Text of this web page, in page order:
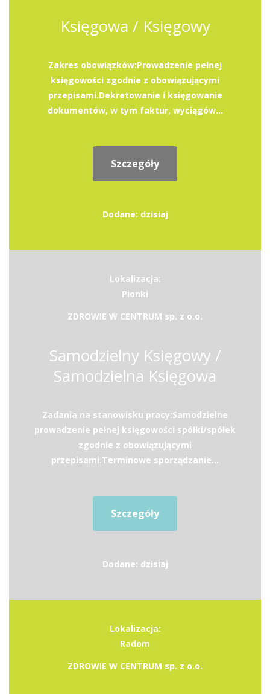
Księgowa / Księgowy
Zakres obowiązków:Prowadzenie pełnej
księgowości zgodnie z obowiązującymi
przepisami.Dekretowanie i księgowanie
dokumentów, w tym faktur, wyciągów...
Szczegóły
Dodane: dzisiaj
Lokalizacja:
Pionki
ZDROWIE W CENTRUM sp. z o.o.
Samodzielny Księgowy /
Samodzielna Księgowa
Zadania na stanowisku pracy:Samodzielne
prowadzenie pełnej księgowości spółki/spółek
zgodnie z obowiązującymi
przepisami.Terminowe sporządzanie...
Szczegóły
Dodane: dzisiaj
Lokalizacja:
Radom
ZDROWIE W CENTRUM sp. z o.o.